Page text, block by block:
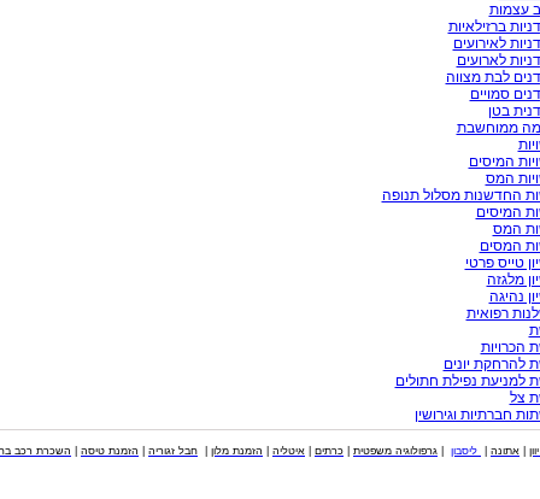
עצמות
ברזילאיות
לאירועים
לארועים
לבת מצווה
סמויים
בטן
ממוחשבת
המיסים
המס
החדשנות מסלול תנופה
המיסים
המס
המסים
טייס פרטי
מלגזה
נהיגה
רפואית
הכרויות
להרחקת יונים
למניעת נפילת חתולים
צל
חברתיות וגירושין
אתונה ליסבון גרפולוגיה משפטית כרתים איטליה הזמנת מלון חבל זגוריה הזמנת טיסה השכרת רכב